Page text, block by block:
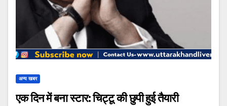
अन्य खबर
एक दिन में बना स्टार: चिट्टू की छुपी हुई तैयारी